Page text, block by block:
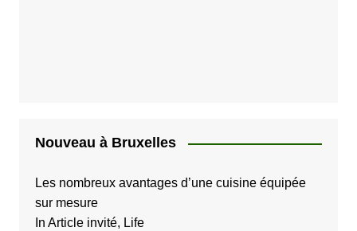
Nouveau à Bruxelles
Les nombreux avantages d’une cuisine équipée
sur mesure
In Article invité, Life